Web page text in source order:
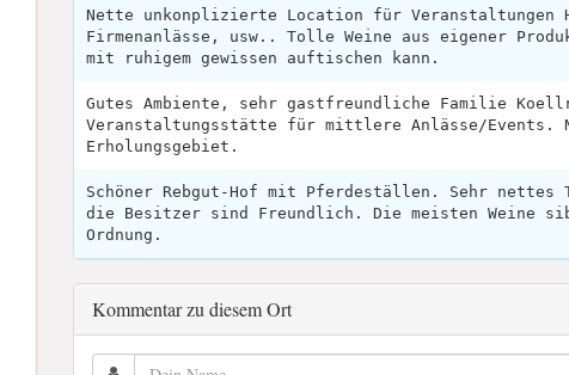
Nette unkonplizierte Location für Veranstaltungen
Firmenanlässe, usw.. Tolle Weine aus eigener
mit ruhigem gewissen auftischen kann.
Gutes Ambiente, sehr gastfreundliche Familie
Veranstaltungsstätte für mittlere Anlässe/Events.
Erholungsgebiet.
Schöner Rebgut-Hof mit Pferdeställen. Sehr nettes
die Besitzer sind Freundlich. Die meisten Weine
Ordnung.
Kommentar zu diesem Ort